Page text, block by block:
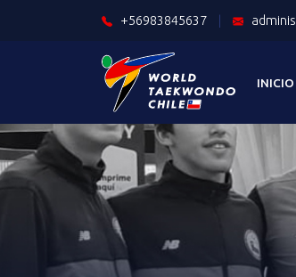
+56983845637
INICIO